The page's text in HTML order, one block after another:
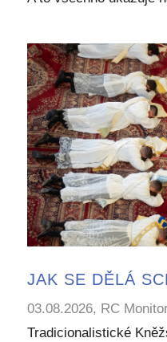
JAK SE DĚLÁ
03.08.2026, RC
Tradicionalistické